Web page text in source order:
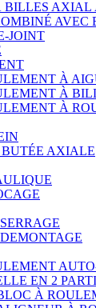
BILLES AXIAL
AVEC
JOINT
À
À
À
AXIALE
EN 2
À